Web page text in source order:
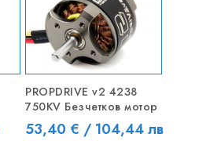
PROPDRIVE v2 4238
750KV Безчетков мотор
Цена
53,40 € / 104,44 лв